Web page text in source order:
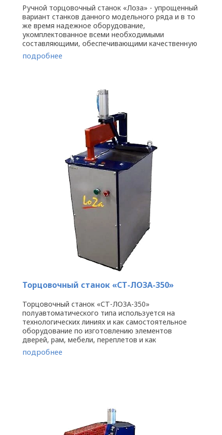
Ручной торцовочный станок «Лоза» - упрощенный
вариант станков данного модельного ряда и в то
же время надежное оборудование,
укомплектованное всеми необходимыми
составляющими, обеспечивающими качественную
обработку заготовки: -удаление дефектов ...
подробнее
Торцовочный станок «СТ-ЛОЗА-350»
Торцовочный станок «СТ-ЛОЗА-350»
полуавтоматического типа используется на
технологических линиях и как самостоятельное
оборудование по изготовлению элементов
дверей, рам, мебели, переплетов и как
оборудование по устранению различных
дефектов, ...
подробнее